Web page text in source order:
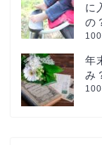
に
の
年
み